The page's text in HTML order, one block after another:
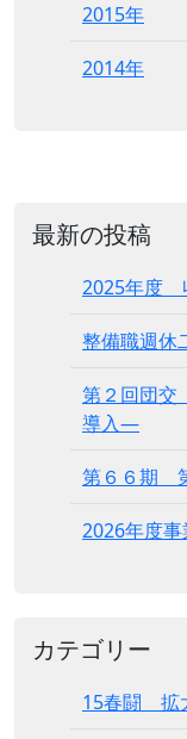
2015年
2014年
最新の投稿
2025年度
整備職週休
第２回団
導入―
第６６期
2026年度
カテゴリー
15春闘 拡